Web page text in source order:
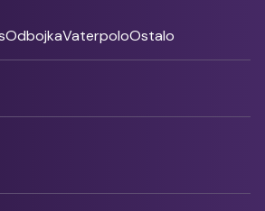
OdbojkaVaterpoloOstalo